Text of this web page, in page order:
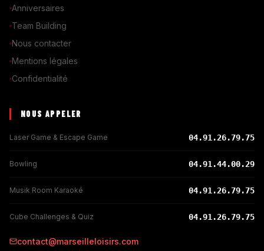
Anniversaires
Team Building
Nous contacter
Mentions légales
Confidentialité
NOUS APPELER
Laser Game & Escape Game 04.91.26.79.75
Bowling 04.91.44.00.29
Musik Room Karaoké 04.91.26.79.75
Cube Challenges & Quiz 04.91.26.79.75
contact@marseilleloisirs.com